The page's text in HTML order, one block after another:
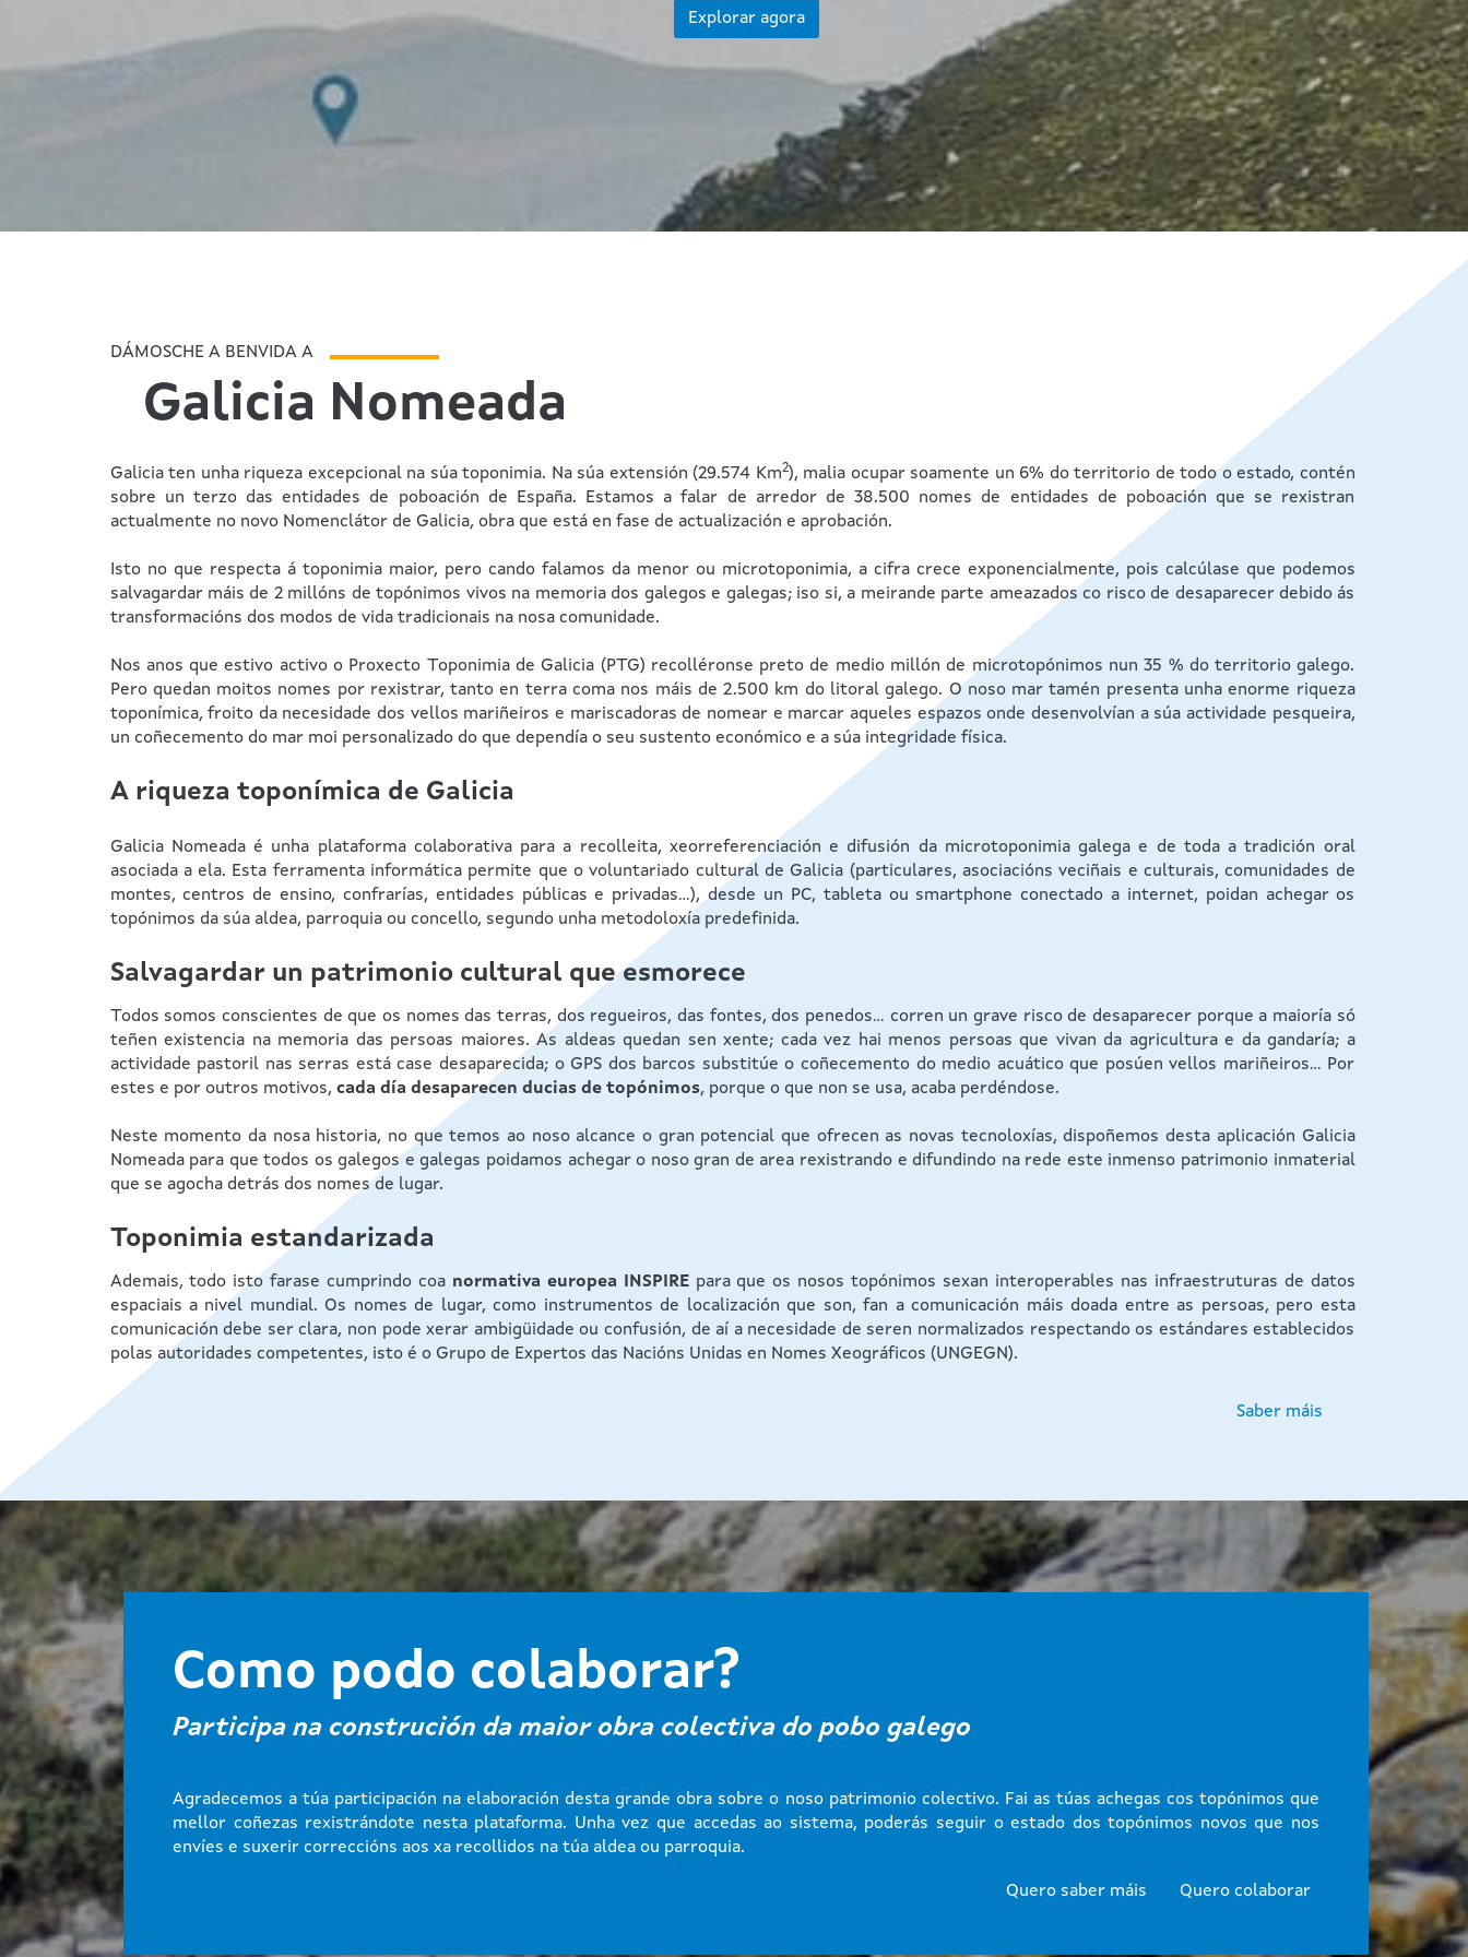
Explorar agora
DÁMOSCHE A BENVIDA A
Galicia Nomeada
Galicia ten unha riqueza excepcional na súa toponimia. Na súa extensión (29.574 Km2), malia ocupar soamente un 6% do territorio de todo o estado, contén
sobre un terzo das entidades de poboación de España. Estamos a falar de arredor de 38.500 nomes de entidades de poboación que se rexistran
actualmente no novo Nomenclátor de Galicia, obra que está en fase de actualización e aprobación.
Isto no que respecta á toponimia maior, pero cando falamos da menor ou microtoponimia, a cifra crece exponencialmente, pois calcúlase que podemos
salvagardar máis de 2 millóns de topónimos vivos na memoria dos galegos e galegas; iso si, a meirande parte ameazados co risco de desaparecer debido ás
transformacións dos modos de vida tradicionais na nosa comunidade.
Nos anos que estivo activo o Proxecto Toponimia de Galicia (PTG) recolléronse preto de medio millón de microtopónimos nun 35 % do territorio galego.
Pero quedan moitos nomes por rexistrar, tanto en terra coma nos máis de 2.500 km do litoral galego. O noso mar tamén presenta unha enorme riqueza
toponímica, froito da necesidade dos vellos mariñeiros e mariscadoras de nomear e marcar aqueles espazos onde desenvolvían a súa actividade pesqueira,
un coñecemento do mar moi personalizado do que dependía o seu sustento económico e a súa integridade física.
A riqueza toponímica de Galicia
Galicia Nomeada é unha plataforma colaborativa para a recolleita, xeorreferenciación e difusión da microtoponimia galega e de toda a tradición oral
asociada a ela. Esta ferramenta informática permite que o voluntariado cultural de Galicia (particulares, asociacións veciñais e culturais, comunidades de
montes, centros de ensino, confrarías, entidades públicas e privadas...), desde un PC, tableta ou smartphone conectado a internet, poidan achegar os
topónimos da súa aldea, parroquia ou concello, segundo unha metodoloxía predefinida.
Salvagardar un patrimonio cultural que esmorece
Todos somos conscientes de que os nomes das terras, dos regueiros, das fontes, dos penedos... corren un grave risco de desaparecer porque a maioría só
teñen existencia na memoria das persoas maiores. As aldeas quedan sen xente; cada vez hai menos persoas que vivan da agricultura e da gandaría; a
actividade pastoril nas serras está case desaparecida; o GPS dos barcos substitúe o coñecemento do medio acuático que posúen vellos mariñeiros... Por
estes e por outros motivos, cada día desaparecen ducias de topónimos, porque o que non se usa, acaba perdéndose.
Neste momento da nosa historia, no que temos ao noso alcance o gran potencial que ofrecen as novas tecnoloxías, dispoñemos desta aplicación Galicia
Nomeada para que todos os galegos e galegas poidamos achegar o noso gran de area rexistrando e difundindo na rede este inmenso patrimonio inmaterial
que se agocha detrás dos nomes de lugar.
Toponimia estandarizada
Ademais, todo isto farase cumprindo coa normativa europea INSPIREpara que os nosos topónimos sexan interoperables nas infraestruturas de datos
espaciais a nivel mundial. Os nomes de lugar, como instrumentos de localización que son, fan a comunicación máis doada entre as persoas, pero esta
comunicación debe ser clara, non pode xerar ambigüidade ou confusión, de aí a necesidade de seren normalizados respectando os estándares establecidos
polas autoridades competentes, isto é o Grupo de Expertos das Nacións Unidas en Nomes Xeográficos (UNGEGN).
Saber máis
Como podo colaborar?
Participa na construción da maior obra colectiva do pobo galego
Agradecemos a túa participación na elaboración desta grande obra sobre o noso patrimonio colectivo. Fai as túas achegas cos topónimos que
mellor coñezas rexistrándote nesta plataforma. Unha vez que accedas ao sistema, poderás seguir o estado dos topónimos novos que nos
envíes e suxerir correccións aos xa recollidos na túa aldea ou parroquia.
Quero saber máis Quero colaborar